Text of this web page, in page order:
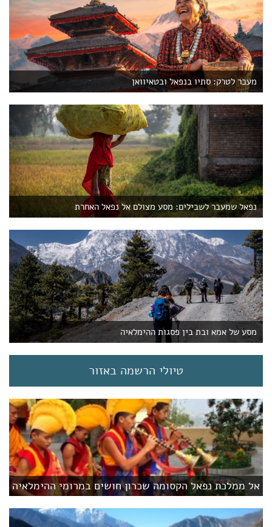
מעבר לטרק: סתיו בנפאל ובטאיוואן
נפאל שמעבר לשבילים: מסע מצולם אל נפאל האחרת
מסע של אמא ובת בין פסגות ההימלאיה
טיולי הרשמה באזור
אל ממלכת נפאל הקסומה שכרון חושים במרומי ההימלאיה